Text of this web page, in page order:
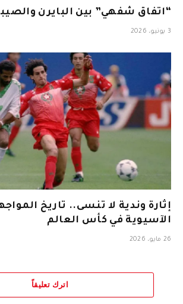
“اتفاق شفهي” بين البايرن
3 يونيو، 2026
إثارة وندية لا تنسى.. تاريخ
الآسيوية في كأس العالم
26 مايو، 2026
اترك تعليقاً